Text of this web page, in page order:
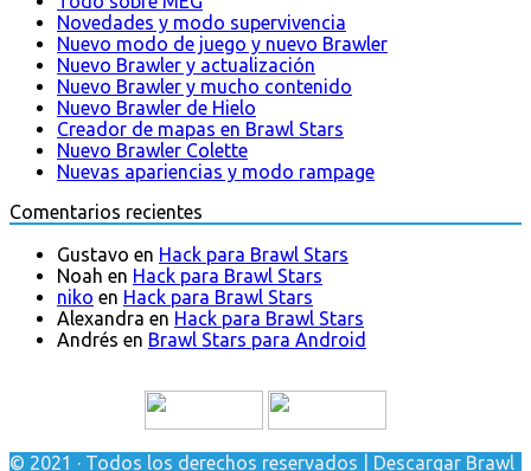
Novedades y modo supervivencia
Nuevo modo de juego y nuevo Brawler
Nuevo Brawler y actualización
Nuevo Brawler y mucho contenido
Nuevo Brawler de Hielo
Creador de mapas en Brawl Stars
Nuevo Brawler Colette
Nuevas apariencias y modo rampage
Comentarios recientes
Gustavo en Hack para Brawl Stars
Noah en Hack para Brawl Stars
niko en Hack para Brawl Stars
Alexandra en Hack para Brawl Stars
Andrés en Brawl Stars para Android
© 2021 · Todos los derechos reservados | Descargar Brawl